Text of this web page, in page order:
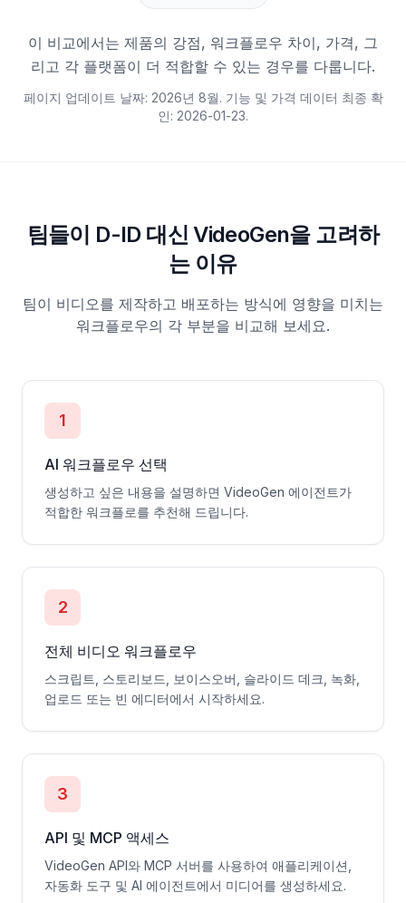
이 비교에서는 제품의 강점, 워크플로우 차이, 가격, 그
리고 각 플랫폼이 더 적합할 수 있는 경우를 다룹니다.
페이지 업데이트 날짜: 2026년 8월. 기능 및 가격 데이터 최종 확
인: 2026-01-23.
팀들이 D-ID 대신 VideoGen을 고려하
는 이유
팀이 비디오를 제작하고 배포하는 방식에 영향을 미치는
워크플로우의 각 부분을 비교해 보세요.
1
AI 워크플로우 선택
생성하고 싶은 내용을 설명하면 VideoGen 에이전트가
적합한 워크플로를 추천해 드립니다.
2
전체 비디오 워크플로우
스크립트, 스토리보드, 보이스오버, 슬라이드 데크, 녹화,
업로드 또는 빈 에디터에서 시작하세요.
3
API 및 MCP 액세스
VideoGen API와 MCP 서버를 사용하여 애플리케이션,
자동화 도구 및 AI 에이전트에서 미디어를 생성하세요.